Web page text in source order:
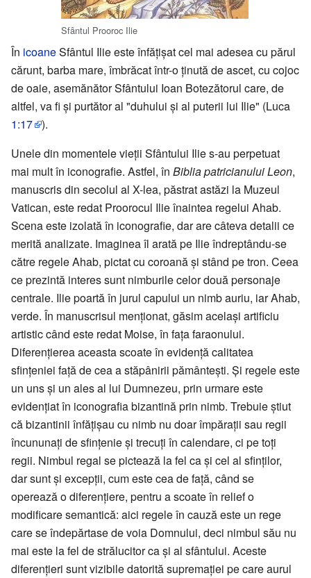
Sfântul Prooroc Ilie
În icoaneSfântul Ilie este înfățișat cel mai adesea cu părul
cărunt, barba mare, îmbrăcat într-o ținută de ascet, cu cojoc
de oaie, asemănător Sfântului Ioan Botezătorul care, de
altfel, va fi și purtător al "duhului și al puterii lui Ilie" (Luca
1:17 ).
Unele din momentele vieții Sfântului Ilie s-au perpetuat
mai mult în iconografie. Astfel, în Biblia patricianului Leon,
manuscris din secolul al X-lea, păstrat astăzi la Muzeul
Vatican, este redat Proorocul Ilie înaintea regelui Ahab.
Scena este izolată în iconografie, dar are câteva detalii ce
merită analizate. Imaginea îl arată pe Ilie îndreptându-se
către regele Ahab, pictat cu coroană și stând pe tron. Ceea
ce prezintă interes sunt nimburile celor două personaje
centrale. Ilie poartă în jurul capului un nimb auriu, iar Ahab,
verde. În manuscrisul menționat, găsim același artificiu
artistic când este redat Moise, în fața faraonului.
Diferențierea aceasta scoate în evidență calitatea
sfințeniei față de cea a stăpânirii pământești. Şi regele este
un uns și un ales al lui Dumnezeu, prin urmare este
evidențiat în iconografia bizantină prin nimb. Trebuie știut
că bizantinii înfățișau cu nimb nu doar împărații sau regii
încununați de sfințenie și trecuți în calendare, ci pe toți
regii. Nimbul regal se pictează la fel ca și cel al sfinților,
dar sunt și excepții, cum este cea de față, când se
operează o diferențiere, pentru a scoate în relief o
modificare semantică: aici regele în cauză este un rege
care se îndepărtase de voia Domnului, deci nimbul său nu
mai este la fel de strălucitor ca și al sfântului. Aceste
diferențieri sunt vizibile datorită supremației pe care aurul